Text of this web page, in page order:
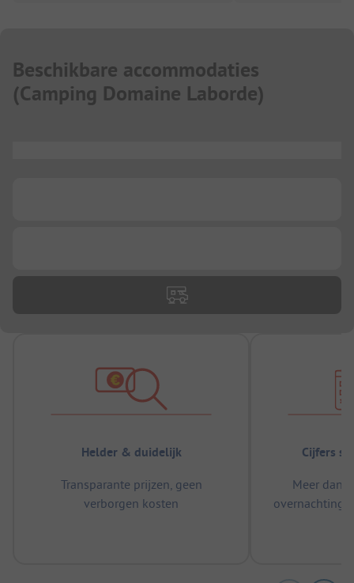
Beschikbare accommodaties
(Camping Domaine Laborde)
Helder & duidelijk
Transparante prijzen, geen
verborgen kosten
Cijfers
Meer dan